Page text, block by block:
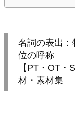
名詞の表出：
位の呼称
【PT・OT
材・素材集